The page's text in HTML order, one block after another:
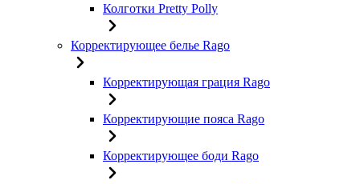
Колготки Pretty Polly
Корректирующее белье Rago
Корректирующая грация Rago
Корректирующие пояса Rago
Корректирующее боди Rago